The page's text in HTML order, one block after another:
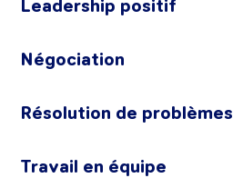
Leadership positif
Négociation
Résolution de problèmes
Travail en équipe